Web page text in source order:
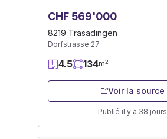
CHF 569'000
8219 Trasadingen
Dorfstrasse 27
4.5 134m2
Voir la source
Publié il y a 38 jours